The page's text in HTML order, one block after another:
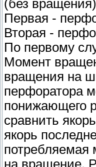
(без
Первая -
Вторая -
По первому
Момент
вращения на
перфоратора
понижающего
сравнить
якорь
потребляемая
на вращение.